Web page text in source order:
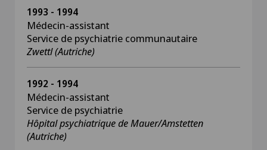
1993 - 1994
Médecin-assistant
Service de psychiatrie communautaire
Zwettl (Autriche)
1992 - 1994
Médecin-assistant
Service de psychiatrie
Hôpital psychiatrique de Mauer/Amstetten
(Autriche)